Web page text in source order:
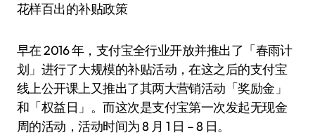
花样百出的补贴政策
早在 2016 年，支付宝全行业开放并推出了「春雨计
划」进行了大规模的补贴活动，在这之后的支付宝
线上公开课上又推出了其两大营销活动「奖励金」
和「权益日」。而这次是支付宝第一次发起无现金
周的活动，活动时间为 8 月 1 日 – 8 日。